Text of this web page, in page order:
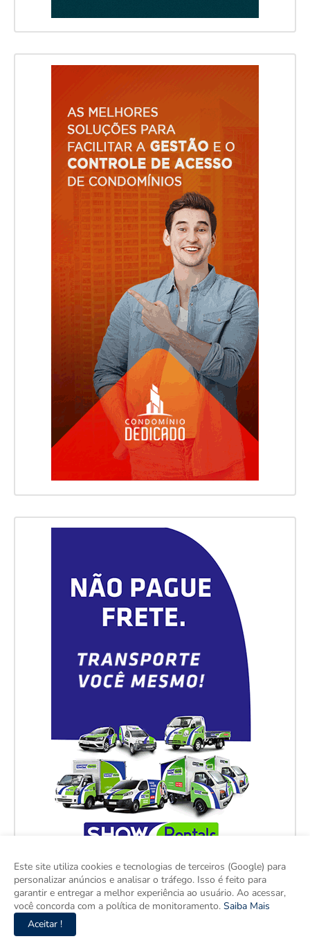
Este site utiliza cookies e tecnologias de terceiros (Google) para
personalizar anúncios e analisar o tráfego. Isso é feito para
garantir e entregar a melhor experiência ao usuário. Ao acessar,
você concorda com a política de monitoramento. Saiba Mais
Aceitar !